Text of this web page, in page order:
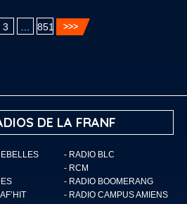
3 851
DE LA FRANF
- RADIO BLC
- RCM
- RADIO BOOMERANG
- RADIO CAMPUS AMIENS